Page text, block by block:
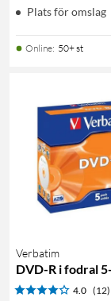
Plats för omslag
Online: 50+ st
Verbatim
DVD-R i fodral
4.0 (12)